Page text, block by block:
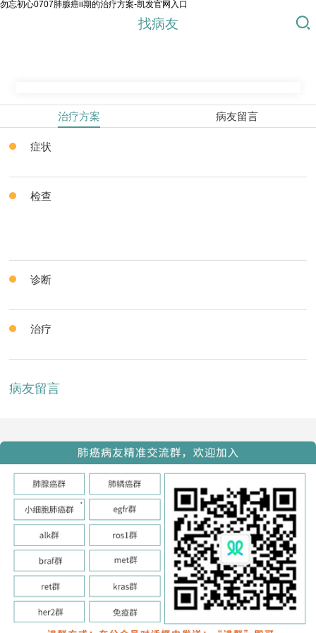
勿忘初心0707肺腺癌ii期的治疗方案-凯发官网入口
找病友
治疗方案 病友留言
症状
检查
诊断
治疗
病友留言